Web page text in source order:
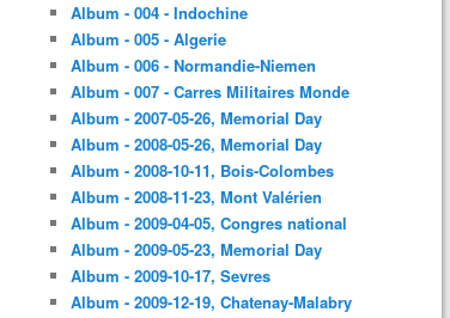
Album - 004 - Indochine
Album - 005 - Algerie
Album - 006 - Normandie-Niemen
Album - 007 - Carres Militaires Monde
Album - 2007-05-26, Memorial Day
Album - 2008-05-26, Memorial Day
Album - 2008-10-11, Bois-Colombes
Album - 2008-11-23, Mont Valérien
Album - 2009-04-05, Congres national
Album - 2009-05-23, Memorial Day
Album - 2009-10-17, Sevres
Album - 2009-12-19, Chatenay-Malabry